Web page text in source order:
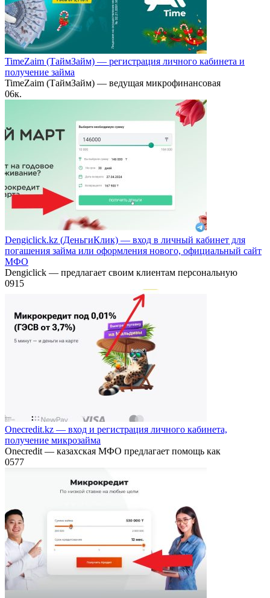
TimeZaim (ТаймЗайм) — регистрация личного кабинета и
получение займа
TimeZaim (ТаймЗайм) — ведущая микрофинансовая
06к.
Dengiclick.kz (ДеньгиКлик) — вход в личный кабинет для
погашения займа или оформления нового, официальный сайт
МФО
Dengiclick — предлагает своим клиентам персональную
0915
Onecredit.kz — вход и регистрация личного кабинета,
получение микрозайма
Onecredit — казахская МФО предлагает помощь как
0577